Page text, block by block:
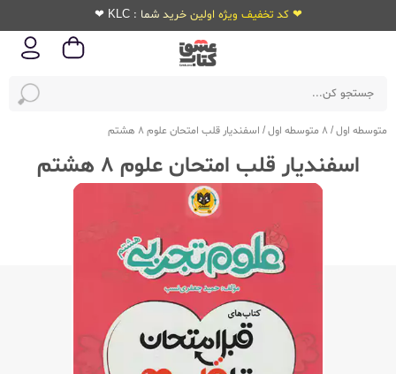
❤ کد تخفیف ویژه اولین خرید شما : KLC ❤
متوسطه اول/8 متوسطه اول / اسفندیار قلب امتحان علوم 8 هشتم
اسفندیار قلب امتحان علوم 8 هشتم